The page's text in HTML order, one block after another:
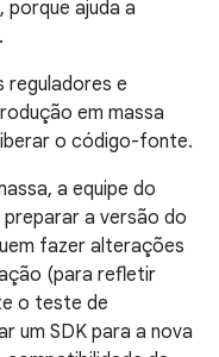
ajuda a
reguladores e
em massa
o código-fonte.
a equipe do
a versão do
fazer alterações
(para refletir
o teste de
um SDK para a nova